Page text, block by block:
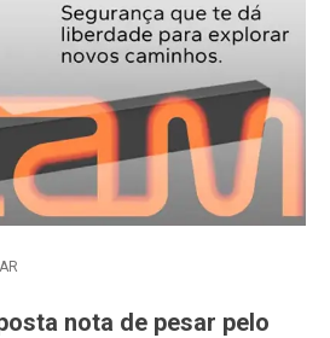
nota de pesar pelo